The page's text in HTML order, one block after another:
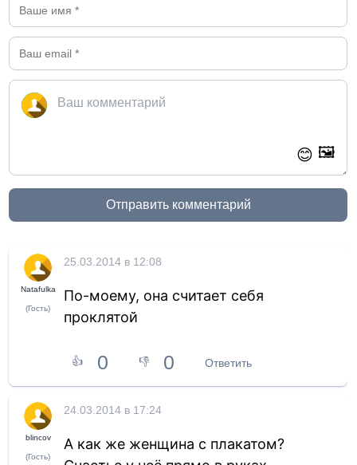
😊 🖼️
Отправить комментарий
Natafulka
(Гость)
25.03.2014 в 12:08
По-моему, она считает себя
проклятой
👍 0 👎 0 Ответить
blincov
(Гость)
24.03.2014 в 17:24
А как же женщина с плакатом?